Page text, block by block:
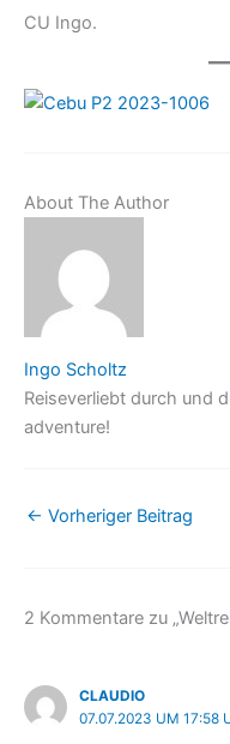
CU Ingo.
About The Author
Ingo Scholtz
Reiseverliebt durch und
adventure!
← Vorheriger Beitrag
2 Kommentare zu
CLAUDIO
07.07.2023 UM 17:58